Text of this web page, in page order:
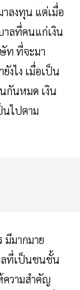
ลงทุน แต่เมื่อ
าลที่คนแก่เงิน
ท ที่จะมา
งไง เมื่อเป็น
กันหมด เงิน
นไปตาม
มีมากมาย
ลที่เป็นชนชั้น
ความสำคัญ